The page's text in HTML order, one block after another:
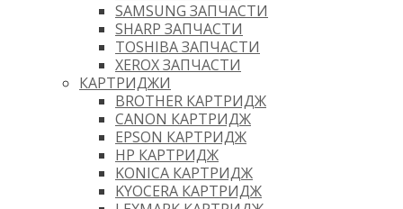
SAMSUNG ЗАПЧАСТИ
SHARP ЗАПЧАСТИ
TOSHIBA ЗАПЧАСТИ
XEROX ЗАПЧАСТИ
КАРТРИДЖИ
BROTHER КАРТРИДЖ
CANON КАРТРИДЖ
EPSON КАРТРИДЖ
HP КАРТРИДЖ
KONICA КАРТРИДЖ
KYOCERA КАРТРИДЖ